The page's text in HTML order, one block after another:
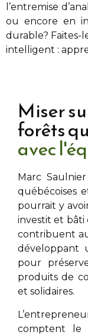
l’entremise
ou encore en
durable? Faites-
intelligent :
Miser
forêts
avec
Marc Saulnier
québécoises
pourrait y
investit et bâti
contribuent
développant
pour
produits de
et solidaires.
comptent le